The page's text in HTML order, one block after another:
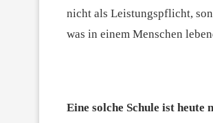
nicht als Leistungspflicht,
was in einem Menschen
Eine solche Schule ist heute